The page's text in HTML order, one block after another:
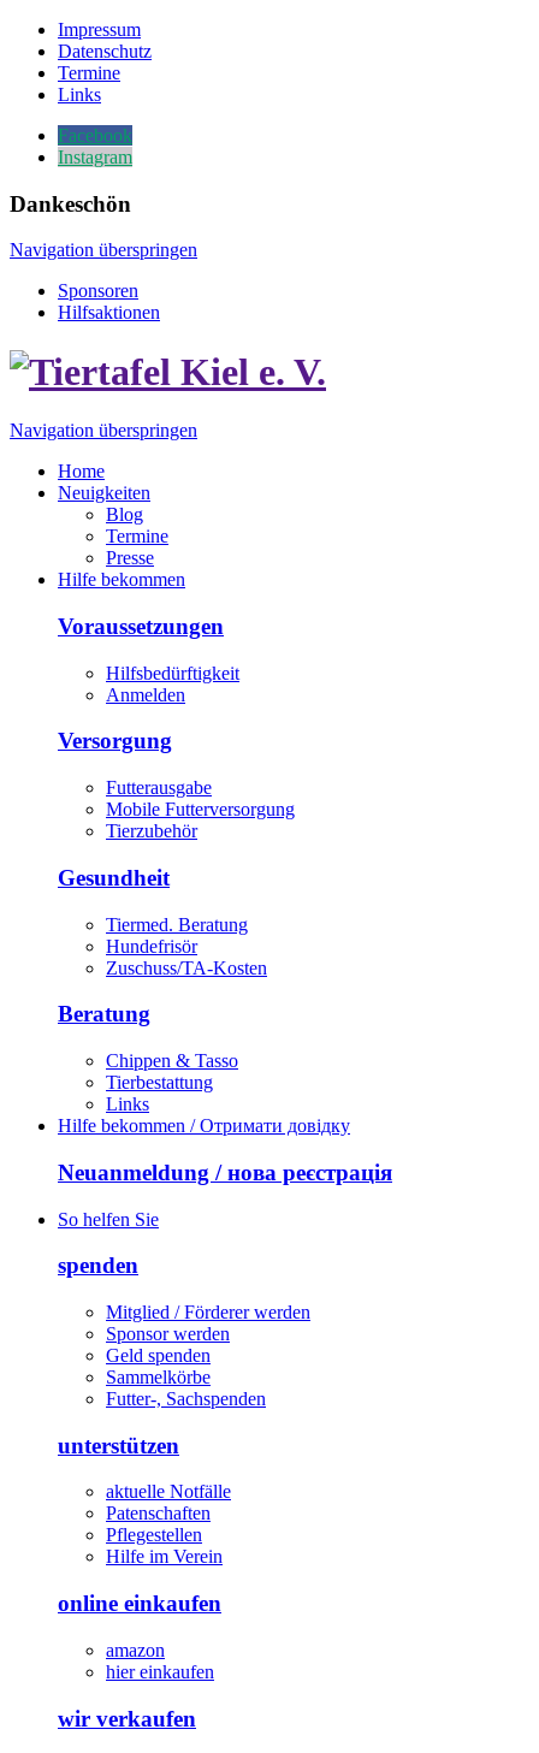
Impressum
Datenschutz
Termine
Links
Facebook
Instagram
Dankeschön
Navigation überspringen
Sponsoren
Hilfsaktionen
Navigation überspringen
Home
Neuigkeiten
Blog
Termine
Presse
Hilfe bekommen
Voraussetzungen
Hilfsbedürftigkeit
Anmelden
Versorgung
Futterausgabe
Mobile Futterversorgung
Tierzubehör
Gesundheit
Tiermed. Beratung
Hundefrisör
Zuschuss/TA-Kosten
Beratung
Chippen & Tasso
Tierbestattung
Links
Hilfe bekommen / Отримати довідку
Neuanmeldung / нова реєстрація
So helfen Sie
spenden
Mitglied / Förderer werden
Sponsor werden
Geld spenden
Sammelkörbe
Futter-, Sachspenden
unterstützen
aktuelle Notfälle
Patenschaften
Pflegestellen
Hilfe im Verein
online einkaufen
amazon
hier einkaufen
wir verkaufen